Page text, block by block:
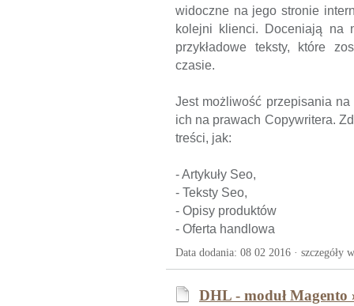
widoczne na jego stronie
kolejni klienci. Doceniają na
przykładowe teksty, które
czasie.
Jest możliwość przepisania
ich na prawach Copywritera.
treści, jak:
- Artykuły Seo,
- Teksty Seo,
- Opisy produktów
- Oferta handlowa
Data dodania: 08 02 2016 · szczegóły
DHL - moduł Magento